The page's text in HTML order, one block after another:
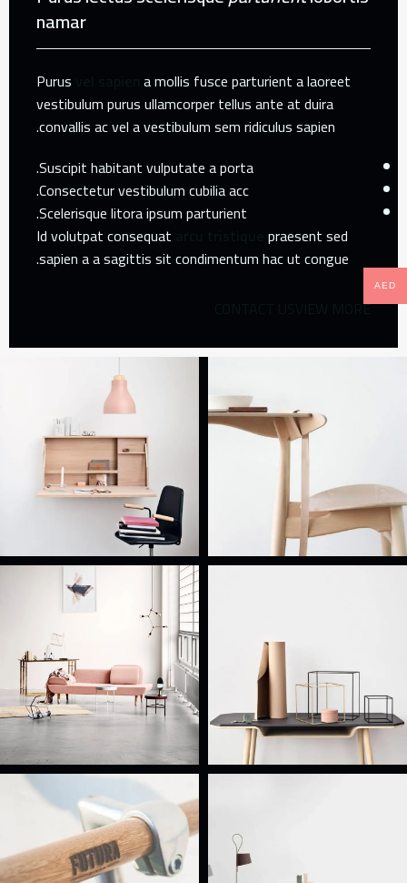
namar
Purus
a mollis fusce parturient a laoreet
vestibulum purus ullamcorper tellus ante at duira
convallis ac vel a vestibulum sem ridiculus sapien.
Suscipit habitant vulputate a porta.
Consectetur vestibulum cubilia acc.
Scelerisque litora ipsum parturient.
Id volutpat consequat
praesent sed
sapien a a sagittis sit condimentum hac ut congue.
VIEW MORE
AED